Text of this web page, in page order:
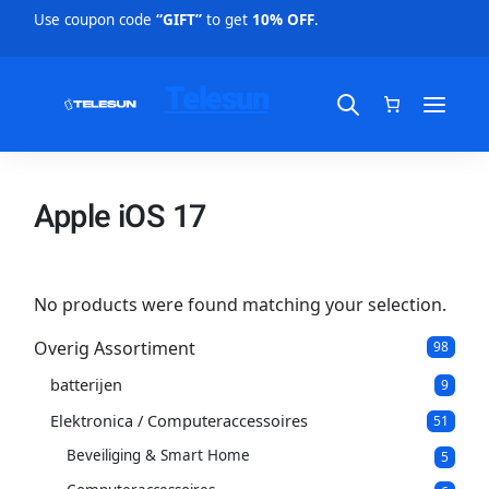
Use coupon code “GIFT”to get 10% OFF.
Apple iOS 17
No products were found matching your selection.
Overig Assortiment
989
p
o
d
u
c
batterijen 99
o
d
u
Elektronica / Computeraccessoires 51 5
p
r
Beveiliging & Smart Home 55